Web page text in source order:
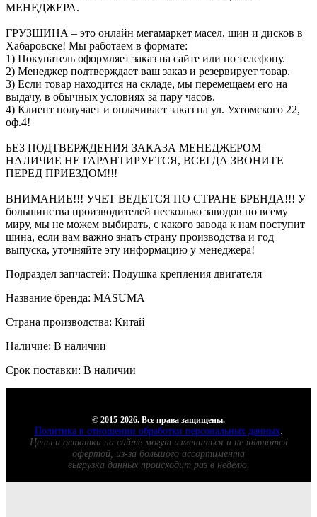
МЕНЕДЖЕРА.
ГРУЗШИНА – это онлайн мегамаркет масел, шин и дисков в
Хабаровске! Мы работаем в формате:
1) Покупатель оформляет заказ на сайте или по телефону.
2) Менеджер подтверждает ваш заказ и резервирует товар.
3) Если товар находится на складе, мы перемещаем его на
выдачу, в обычных условиях за пару часов.
4) Клиент получает и оплачивает заказ на ул. Ухтомского 22,
оф.4!
БЕЗ ПОДТВЕРЖДЕНИЯ ЗАКАЗА МЕНЕДЖЕРОМ
НАЛИЧИЕ НЕ ГАРАНТИРУЕТСЯ, ВСЕГДА ЗВОНИТЕ
ПЕРЕД ПРИЕЗДОМ!!!
ВНИМАНИЕ!!! УЧЕТ ВЕДЕТСЯ ПО СТРАНЕ БРЕНДА!!! У
большинства производителей несколько заводов по всему
миру, мы не можем выбирать, с какого завода к нам поступит
шина, если вам важно знать страну производства и год
выпуска, уточняйте эту информацию у менеджера!
Подраздел запчастей: Подушка крепления двигателя
Название бренда: MASUMA
Страна производства: Китай
Наличие: В наличии
Срок поставки: В наличии
© 2015-2026. Все права защищены.
Политика в отношении обработки персональных данных.
Цены и остатки на сайте могут измениться и не являются
офертой, из-за большого ассортимента
выгрузка данных происходит раз в неделю.